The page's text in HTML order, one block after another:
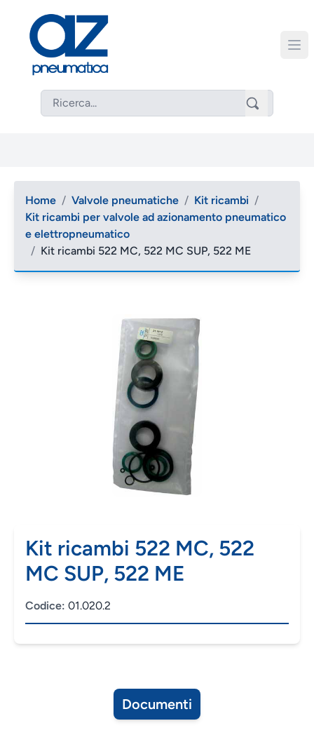
Home / Valvole pneumatiche / Kit ricambi /
Kit ricambi per valvole ad azionamento pneumatico
e elettropneumatico
/ Kit ricambi 522 MC, 522 MC SUP, 522 ME
Kit ricambi 522 MC, 522
MC SUP, 522 ME
Codice: 01.020.2
Documenti